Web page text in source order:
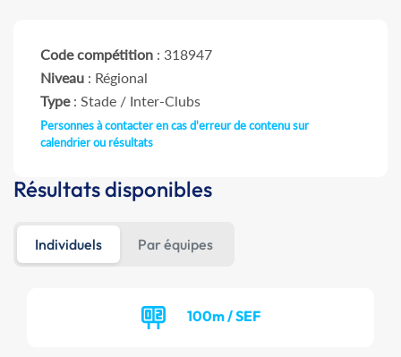
Code compétition : 318947
Niveau : Régional
Type: Stade / Inter-Clubs
Personnes à contacter en cas d'erreur de contenu sur
calendrier ou résultats
Résultats disponibles
Individuels Par équipes
100m / SEF